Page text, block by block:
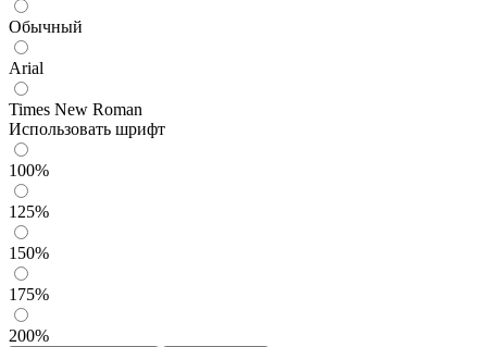
Обычный
Arial
Times New Roman
Использовать шрифт
100%
125%
150%
175%
200%